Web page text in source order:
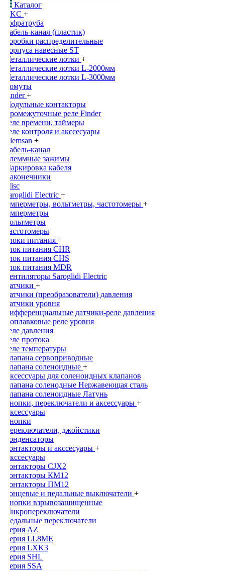
Каталог
DKC +
Гофратруба
Кабель-канал (пластик)
Коробки распределительные
Корпуса навесные ST
Металлические лотки +
Металлические лотки L-2000мм
Металлические лотки L-3000мм
Хомуты
Finder+
Модульные контакторы
Промежуточные реле Finder
Реле времени, таймеры
Реле контроля и акссесуары
Klemsan +
Кабель-канал
Клеммные зажимы
Маркировка кабеля
Наконечники
Misc
Saroglidi Electric +
Амперметры, вольтметры, частотомеры +
Амперметры
Вольтметры
Частотомеры
Блоки питания +
Блок питания CHR
Блок питания CHS
Блок питания MDR
Вентиляторы Saroglidi Electric
Датчики +
Датчики (преобразователи) давления
Датчики уровня
Дифференциальные датчики-реле давления
Поплавковые реле уровня
Реле давления
Реле протока
Реле температуры
Клапана сервоприводные
Клапана соленоидные +
Аксессуары для соленоидных клапанов
Клапана соленодные Нержавеющая сталь
Клапана соленоидные Латунь
Кнопки, переключатели и аксессуары +
Аксессуары
Кнопки
Переключатели, джойстики
Конденсаторы
Контакторы и акссесуары +
Акссесуары
Контакторы CJX2
Контакторы КМ12
Контакторы ПМ12
Концевые и педальные выключатели +
Кнопки взрывозащищенные
Микропереключатели
Педальные переключатели
Серия AZ
Серия LL8ME
Серия LXK3
Серия SHL
Серия SSA